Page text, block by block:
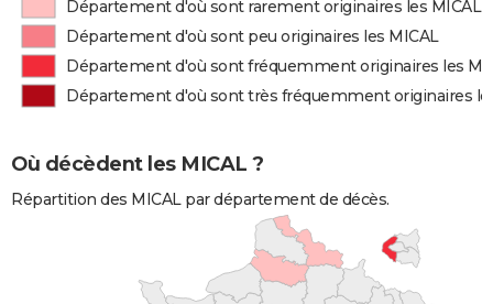
Département d'où sont rarement originaires les MICAL
Département d'où sont peu originaires les MICAL
Département d'où sont fréquemment originaires les
Département d'où sont très fréquemment originaires
Où décèdent les MICAL ?
Répartition des MICAL par département de décès.